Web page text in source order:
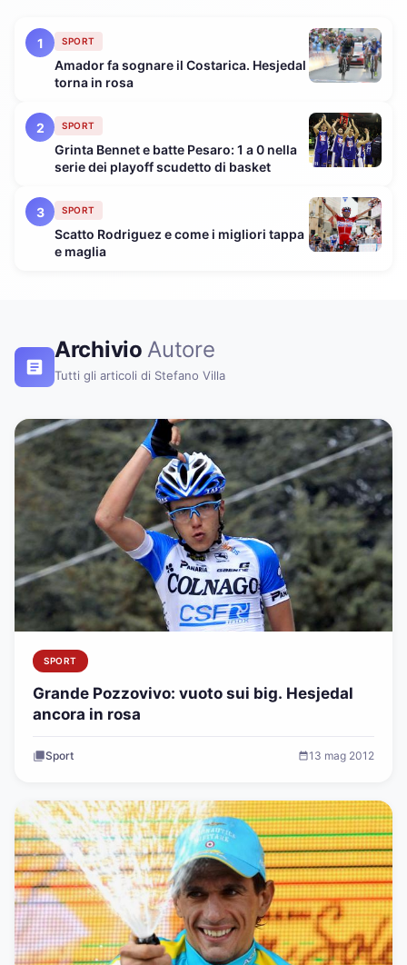
1 SPORT
Amador fa sognare il Costarica. Hesjedal
torna in rosa
2 SPORT
Grinta Bennet e batte Pesaro: 1 a 0 nella
serie dei playoff scudetto di basket
3 SPORT
Scatto Rodriguez e come i migliori tappa
e maglia
ArchivioAutore
Tutti gli articoli di Stefano Villa
SPORT
Grande Pozzovivo: vuoto sui big. Hesjedal
ancora in rosa
Sport 13 mag 2012